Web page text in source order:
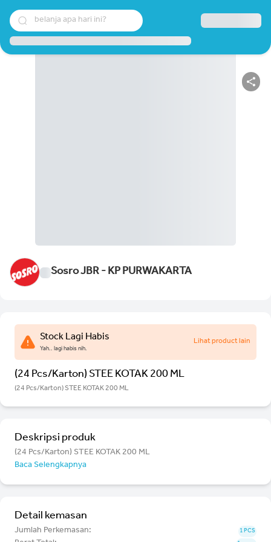
belanja apa hari ini?
Sosro JBR - KP PURWAKARTA
Stock Lagi Habis
Yah.. lagi habis nih.
Lihat product lain
(24 Pcs/Karton) STEE KOTAK 200 ML
(24 Pcs/Karton) STEE KOTAK 200 ML
Deskripsi produk
(24 Pcs/Karton) STEE KOTAK 200 ML
Baca Selengkapnya
Detail kemasan
Jumlah Perkemasan: 1 PCS